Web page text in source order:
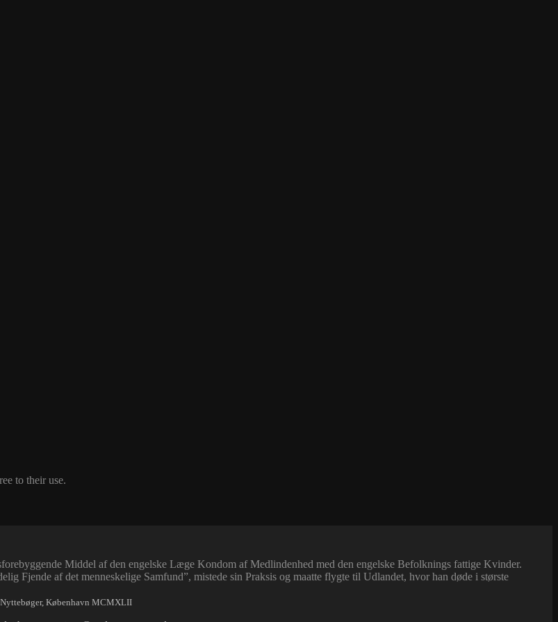
to their use.
Middel af den engelske Læge Kondom af Medlindenhed med den engelske Befolknings fattige Kvinder.
Fjende af det menneskelige Samfund”, mistede sin Praksis og maatte flygte til Udlandet, hvor han døde i største
København MCMXLII